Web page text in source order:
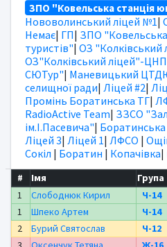
ЗПО "Ковельська станція
Нововолинський ліцей №1|
Немає| ГП| ЗПО
туристів"| ОЗ
ОЗ"Колківський ліцей"-
СЮТур"| Маневицький
селищної ради| Ліцей #2|
Промінь Боратинська ТГ|
RadioActive Team| ЗЗСО
ім.І.Пасевича"|
Ліцей 3| Ліцей 1| ЛФСО |
Сокіл | Боратин | Копачівка|
# Імя Група
1
Слободнюк Кирил Ч-14
1
Шпеко Артем Ч-14
2
Бурий Святослав Ч-12